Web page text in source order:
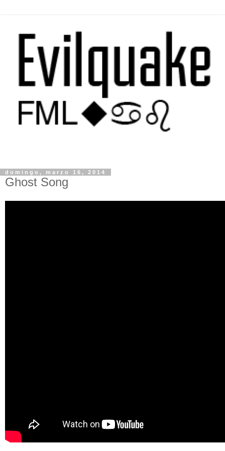
domingo, marzo 16, 2014
Ghost Song